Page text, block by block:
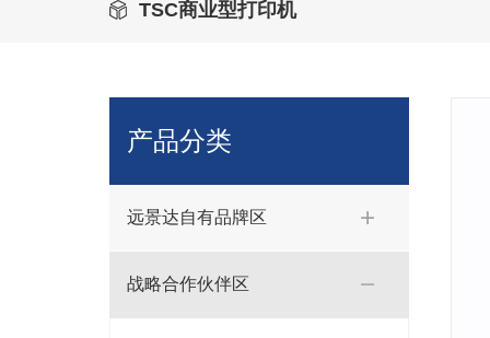
TSC商业型打印机
产品分类
远景达自有品牌区
战略合作伙伴区